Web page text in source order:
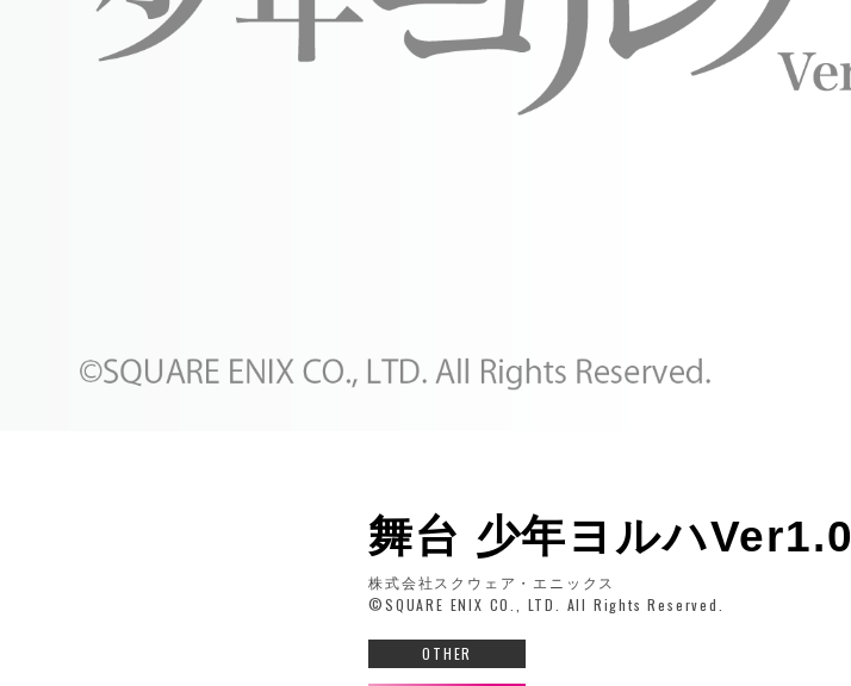
舞台 少年ヨルハVer1.0
株式会社スクウェア・エニックス
©SQUARE ENIX CO., LTD. All Rights Reserved.
OTHER